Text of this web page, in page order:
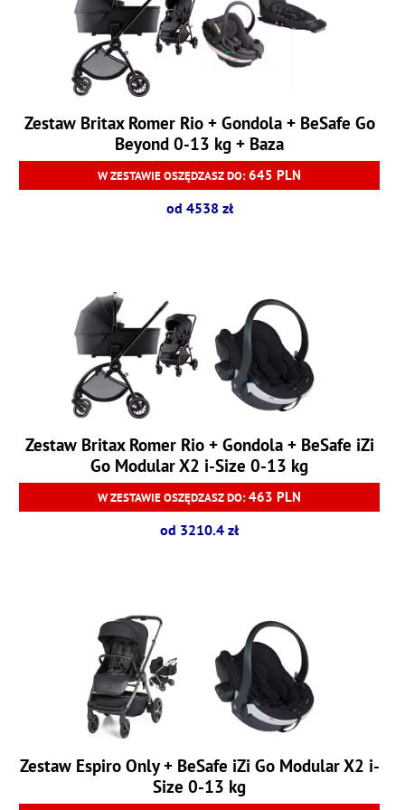
Zestaw Britax Romer Rio + Gondola + BeSafe Go
Beyond 0-13 kg + Baza
W ZESTAWIE OSZĘDZASZ DO:645 PLN
od 4538 zł
Zestaw Britax Romer Rio + Gondola + BeSafe iZi
Go Modular X2 i-Size 0-13 kg
W ZESTAWIE OSZĘDZASZ DO:463 PLN
od 3210.4 zł
Zestaw Espiro Only + BeSafe iZi Go Modular X2 i-
Size 0-13 kg